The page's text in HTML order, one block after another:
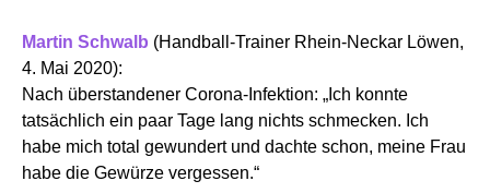
Martin Schwalb (Handball-Trainer Rhein-Neckar Löwen,
4. Mai 2020):
Nach überstandener Corona-Infektion: „Ich konnte
tatsächlich ein paar Tage lang nichts schmecken. Ich
habe mich total gewundert und dachte schon, meine Frau
habe die Gewürze vergessen.“